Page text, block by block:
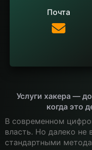
Почта
Услуги хакера —
когда это
В современном
власть. Но далеко не
стандартными